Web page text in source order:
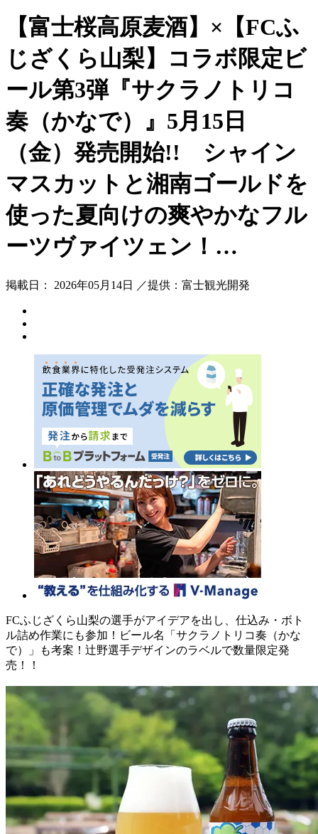
【富士桜高原麦酒】×【FCふ
じざくら山梨】コラボ限定ビ
ール第3弾『サクラノトリコ
奏（かなで）』5月15日
（金）発売開始!! シャイン
マスカットと湘南ゴールドを
使った夏向けの爽やかなフル
ーツヴァイツェン！…
掲載日： 2026年05月14日 ／提供：富士観光開発
FCふじざくら山梨の選手がアイデアを出し、仕込み・ボト
ル詰め作業にも参加！ビール名「サクラノトリコ奏（かな
で）」も考案！辻野選手デザインのラベルで数量限定発
売！！